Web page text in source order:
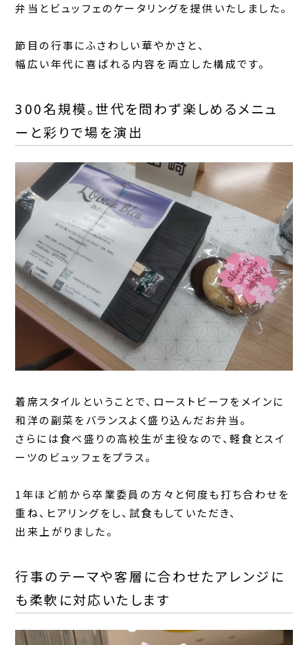
弁当とビュッフェのケータリングを提供いたしました。
節目の行事にふさわしい華やかさと、
幅広い年代に喜ばれる内容を両立した構成です。
300名規模。世代を問わず楽しめるメニュ
ーと彩りで場を演出
着席スタイルということで、ローストビーフをメインに
和洋の副菜をバランスよく盛り込んだお弁当。
さらには食べ盛りの高校生が主役なので、軽食とスイ
ーツのビュッフェをプラス。
1年ほど前から卒業委員の方々と何度も打ち合わせを
重ね、ヒアリングをし、試食もしていただき、
出来上がりました。
行事のテーマや客層に合わせたアレンジに
も柔軟に対応いたします